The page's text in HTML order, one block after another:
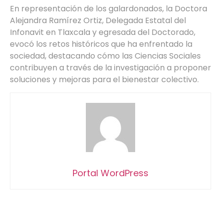
En representación de los galardonados, la Doctora
Alejandra Ramírez Ortiz, Delegada Estatal del
Infonavit en Tlaxcala y egresada del Doctorado,
evocó los retos históricos que ha enfrentado la
sociedad, destacando cómo las Ciencias Sociales
contribuyen a través de la investigación a proponer
soluciones y mejoras para el bienestar colectivo.
Portal WordPress